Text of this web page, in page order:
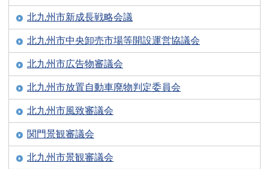
北九州市新成長戦略会議
北九州市中央卸売市場等開設運営協議会
北九州市広告物審議会
北九州市放置自動車廃物判定委員会
北九州市風致審議会
関門景観審議会
北九州市景観審議会